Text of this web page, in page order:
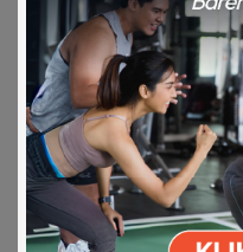
Download on the
Apps Store